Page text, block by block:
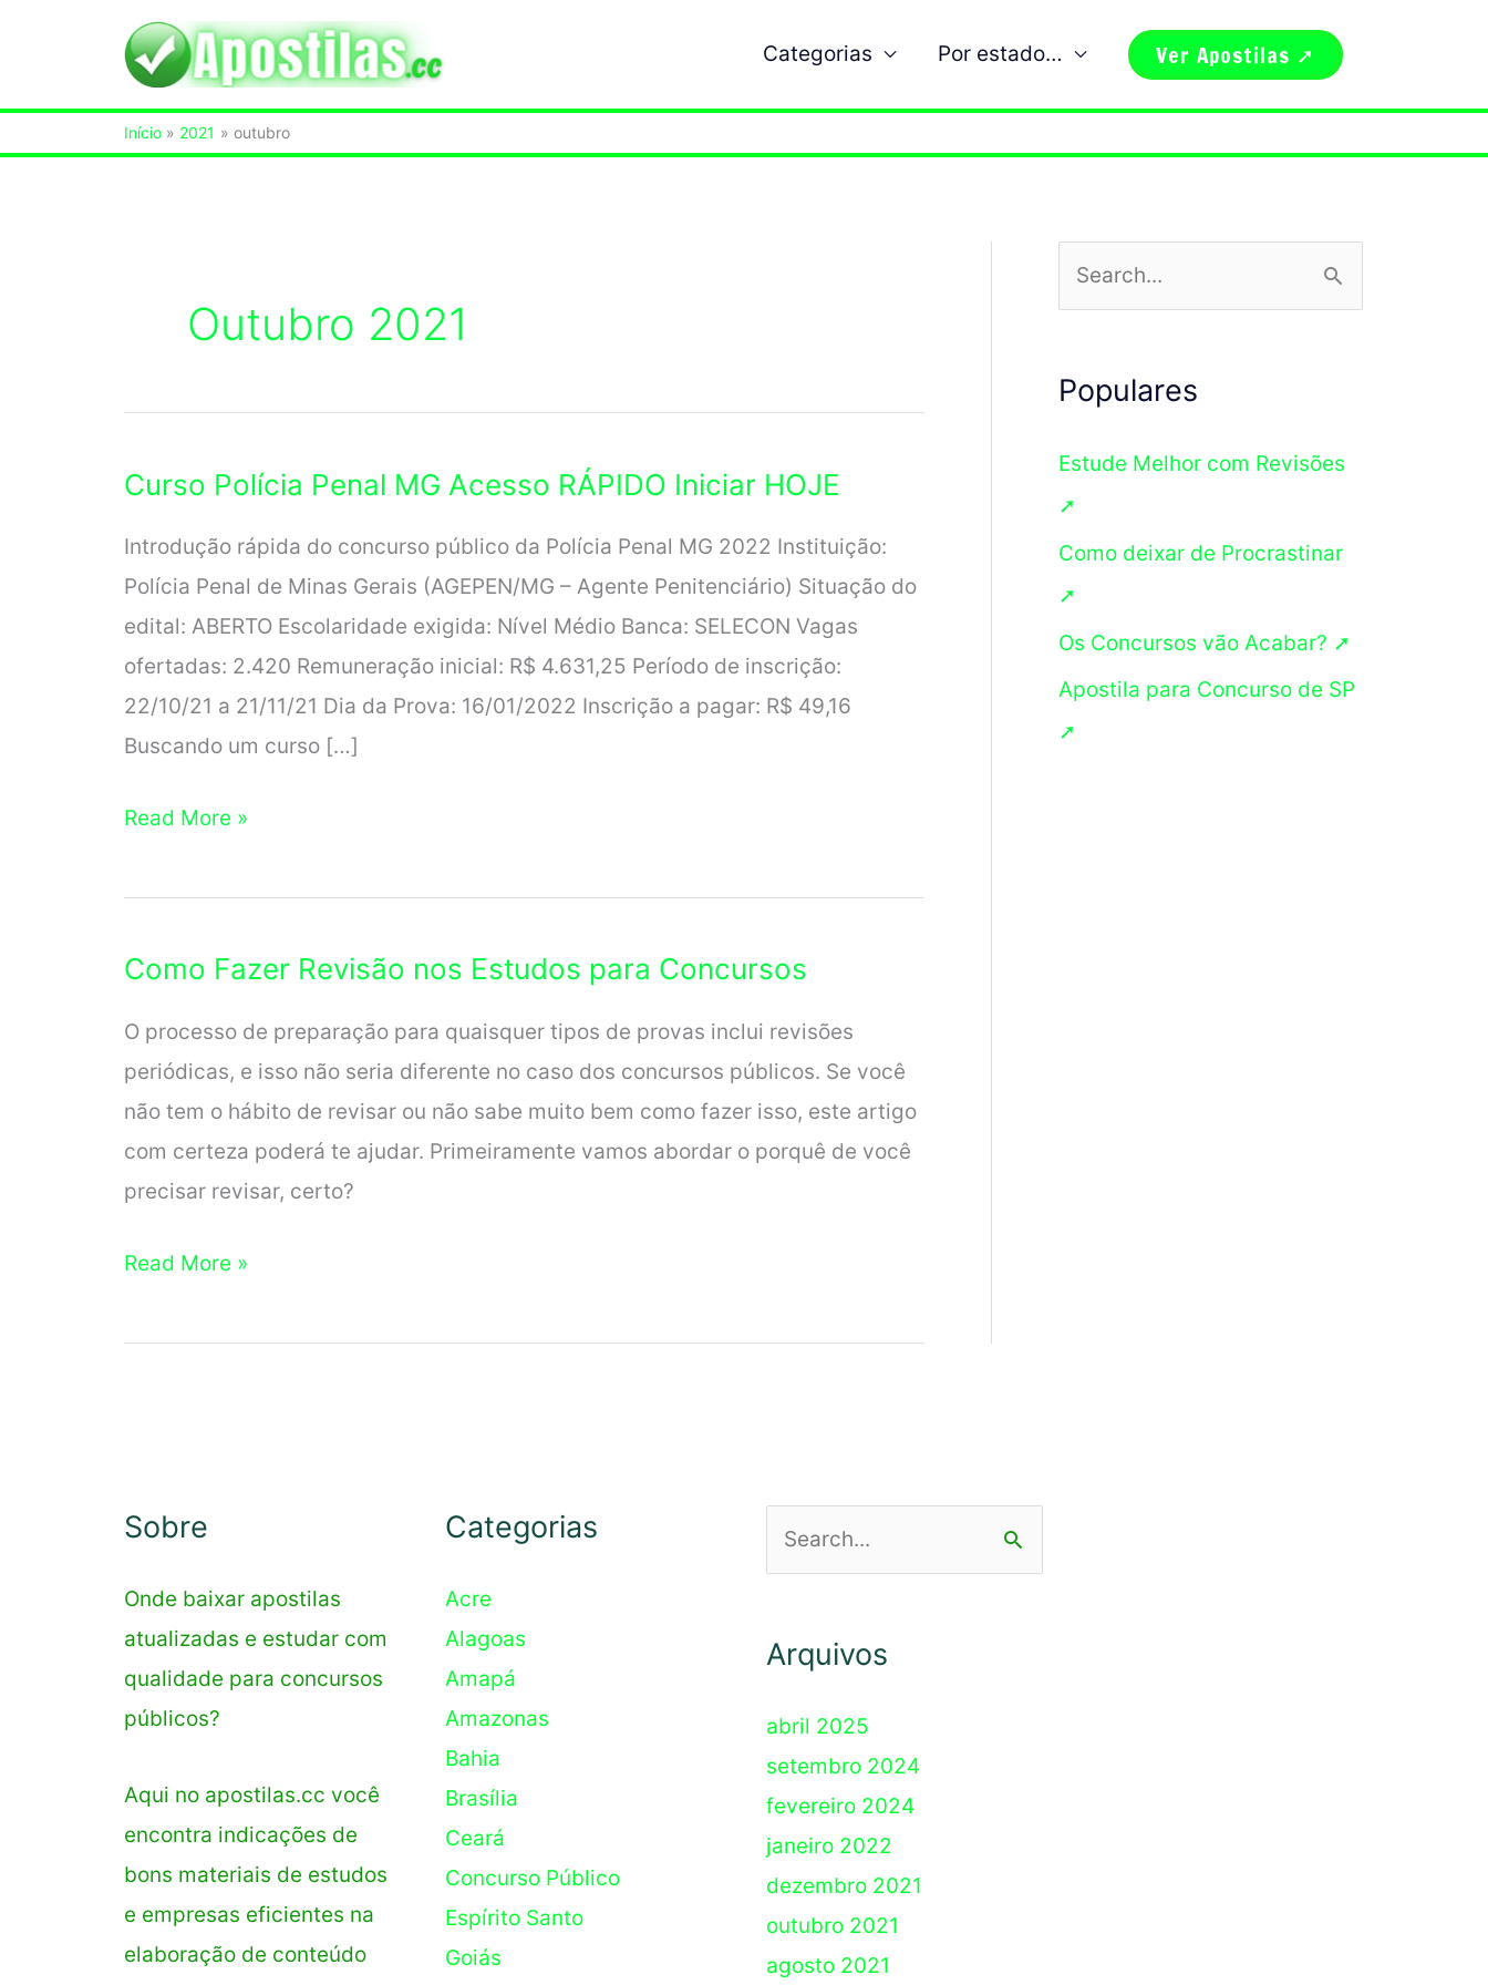
Categorias Por estado… Ver Apostilas ➚
Início 2021 outubro
Outubro 2021
Curso Polícia Penal MG Acesso RÁPIDO Iniciar HOJE
Introdução rápida do concurso público da Polícia Penal MG 2022 Instituição:
Polícia Penal de Minas Gerais (AGEPEN/MG – Agente Penitenciário) Situação do
edital: ABERTO Escolaridade exigida: Nível Médio Banca: SELECON Vagas
ofertadas: 2.420 Remuneração inicial: R$ 4.631,25 Período de inscrição:
22/10/21 a 21/11/21 Dia da Prova: 16/01/2022 Inscrição a pagar: R$ 49,16
Buscando um curso […]
Curso
Penal
Acesso
Iniciar
Read More »
Como Fazer Revisão nos Estudos para Concursos
O processo de preparação para quaisquer tipos de provas inclui revisões
periódicas, e isso não seria diferente no caso dos concursos públicos. Se você
não tem o hábito de revisar ou não sabe muito bem como fazer isso, este artigo
com certeza poderá te ajudar. Primeiramente vamos abordar o porquê de você
precisar revisar, certo?
Como
Revisão
Read More »
e
q
i
s
a
r
p
o
Populares
Estude Melhor com Revisões
➚
Como deixar de Procrastinar
➚
Os Concursos vão Acabar? ➚
Apostila para Concurso de SP
➚
Sobre
Onde baixar apostilas
atualizadas e estudar com
qualidade para concursos
públicos?
Aqui no apostilas.cc você
encontra indicações de
bons materiais de estudos
e empresas eficientes na
elaboração de conteúdo
Categorias
Acre
Alagoas
Amapá
Amazonas
Bahia
Brasília
Ceará
Concurso Público
Espírito Santo
Goiás
Arquivos
abril 2025
setembro 2024
fevereiro 2024
janeiro 2022
dezembro 2021
outubro 2021
agosto 2021